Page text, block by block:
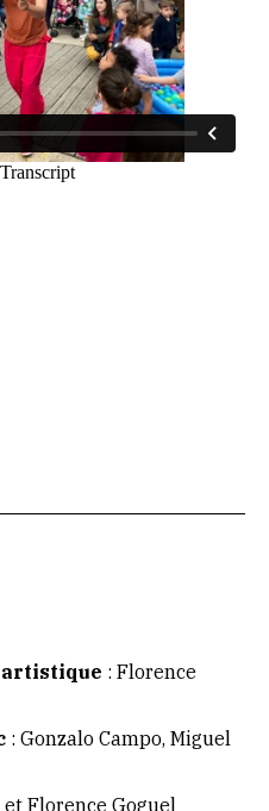
artistique : Florence
: Gonzalo Campo, Miguel
et Florence Goguel